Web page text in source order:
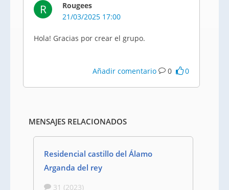
R
Rougees
21/03/2025 17:00
Hola! Gracias por crear el grupo.
Añadir comentario 0 0
MENSAJES RELACIONADOS
Residencial castillo del Álamo
Arganda del rey
31 (2023)